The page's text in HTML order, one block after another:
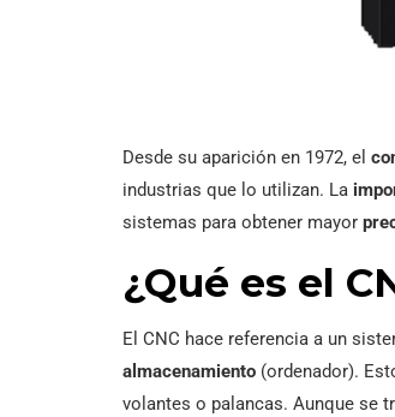
Desde su aparición en 1972, el
industrias que lo utilizan. La
sistemas para obtener mayor
¿Qué es el
El CNC hace referencia a un
almacenamiento (ordenador).
volantes o palancas. Aunque se